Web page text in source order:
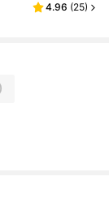
4.96 (25)